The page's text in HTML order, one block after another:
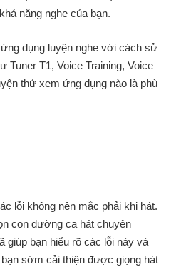
năng nghe của bạn.
dụng luyện nghe với cách sử
Tuner T1, Voice Training, Voice
thử xem ứng dụng nào là phù
lỗi không nên mắc phải khi hát.
con đường ca hát chuyên
giúp bạn hiểu rõ các lỗi này và
sớm cải thiện được giọng hát